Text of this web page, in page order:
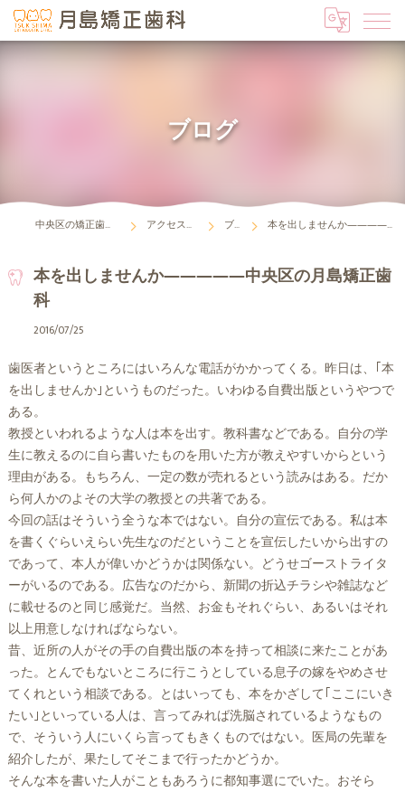
ブログ
中央区の矯正歯科は月島矯正歯科 アクセス・診療時間 ブログ 本を出しませんか―――――中央区の月島矯正歯科
本を出しませんか―――――中央区の月島矯正歯
科
2016/07/25
歯医者というところにはいろんな電話がかかってくる。昨日は、｢本
を出しませんか｣というものだった。いわゆる自費出版というやつで
ある。
教授といわれるような人は本を出す。教科書などである。自分の学
生に教えるのに自ら書いたものを用いた方が教えやすいからという
理由がある。もちろん、一定の数が売れるという読みはある。だか
ら何人かのよその大学の教授との共著である。
今回の話はそういう全うな本ではない。自分の宣伝である。私は本
を書くぐらいえらい先生なのだということを宣伝したいから出すの
であって、本人が偉いかどうかは関係ない。どうせゴーストライタ
ーがいるのである。広告なのだから、新聞の折込チラシや雑誌など
に載せるのと同じ感覚だ。当然、お金もそれぐらい、あるいはそれ
以上用意しなければならない。
昔、近所の人がその手の自費出版の本を持って相談に来たことがあ
った。とんでもないところに行こうとしている息子の嫁をやめさせ
てくれという相談である。とはいっても、本をかざして｢ここにいき
たい｣といっている人は、言ってみれば洗脳されているようなもの
で、そういう人にいくら言ってもきくものではない。医局の先輩を
紹介したが、果たしてそこまで行ったかどうか。
そんな本を書いた人がこともあろうに都知事選にでいた。おそら